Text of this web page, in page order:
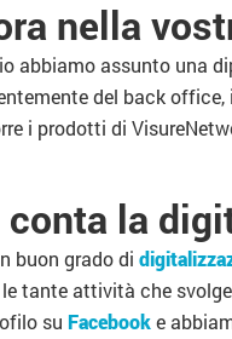
nella
abbiamo assunto una
del back
i prodotti di
conta la
buon grado di
tante attività che
su Facebooke